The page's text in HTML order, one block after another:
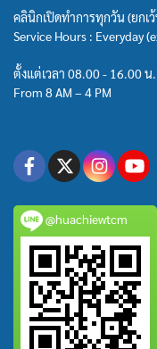
คลินิกเปิดทำการทุกวัน (ยก
Service Hours : Everyday
ตั้งแต่เวลา 08.00 - 16.00 น.
From 8 AM – 4 PM
@huachiewtcm